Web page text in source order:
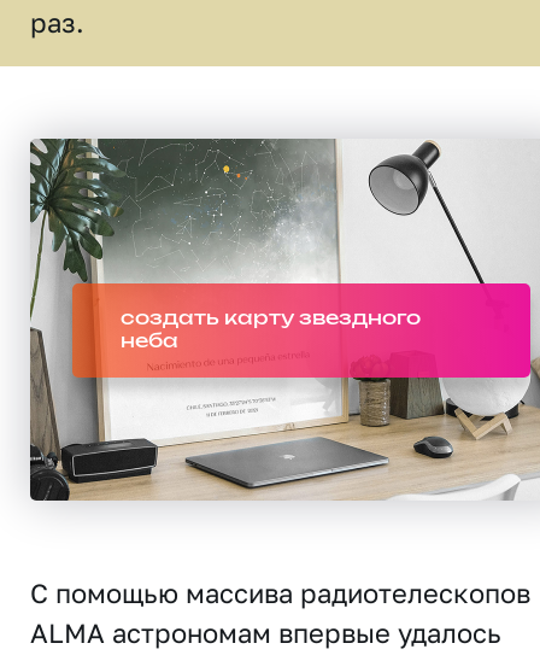
раз.
создать карту звездного
неба
С помощью массива радиотелескопов
ALMA астрономам впервые удалось